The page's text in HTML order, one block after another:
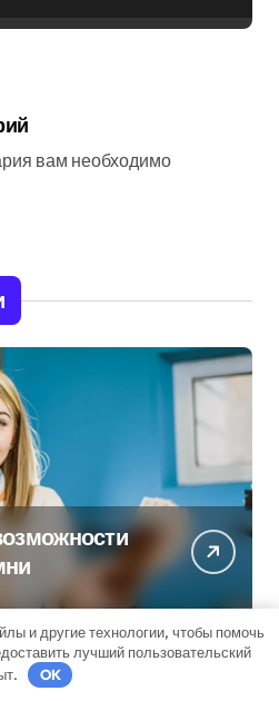
вам необходимо
и другие технологии, чтобы помочь
лучший пользовательский
OK